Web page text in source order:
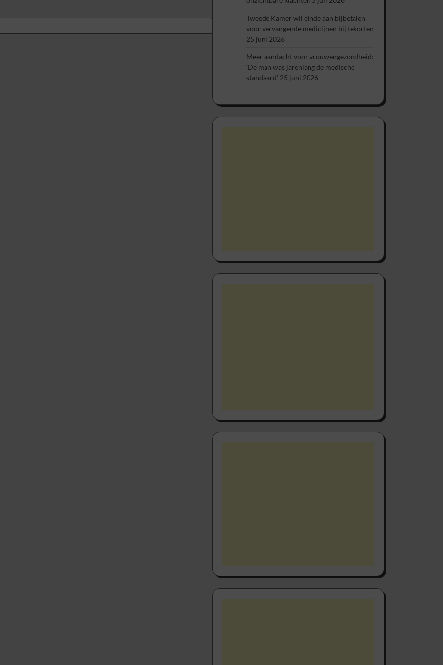
Tweede Kamer wil einde aan bijbetalen
voor vervangende medicijnen bij tekorten
25 juni 2026
Meer aandacht voor vrouwengezondheid:
‘De man was jarenlang de medische
standaard’ 25 juni 2026